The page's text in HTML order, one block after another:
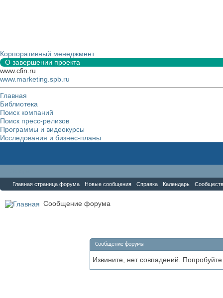
Корпоративный менеджмент
О завершении проекта
www.cfin.ru
www.marketing.spb.ru
Главная
Библиотека
Поиск компаний
Поиск пресс-релизов
Программы и видеокурсы
Исследования и бизнес-планы
Главная страница форума Новые сообщения Справка Календарь
Сообщение форума
Сообщение форума
Извините, нет совпадений.